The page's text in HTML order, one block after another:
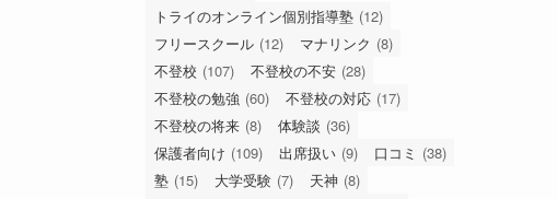
トライのオンライン個別指導塾 (12)
フリースクール (12) マナリンク (8)
不登校 (107) 不登校の不安 (28)
不登校の勉強 (60) 不登校の対応 (17)
不登校の将来 (8) 体験談 (36)
保護者向け (109) 出席扱い (9) 口コミ (38)
塾 (15) 大学受験 (7) 天神 (8)